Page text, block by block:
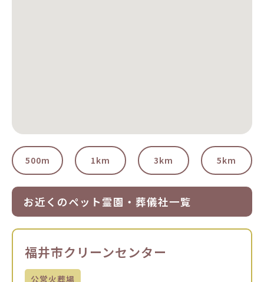
500m 1km 3km 5km
お近くのペット霊園・葬儀社一覧
福井市クリーンセンター
公営火葬場